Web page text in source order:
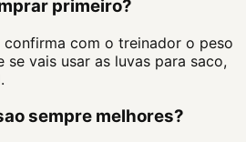
primeiro?
com o treinador o peso
vais usar as luvas para saco,
sempre melhores?